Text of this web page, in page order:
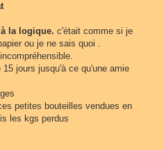
la logique. c'était comme si je
ou je ne sais quoi .
jours jusqu'à ce qu'une amie
petites bouteilles vendues en
les kgs perdus